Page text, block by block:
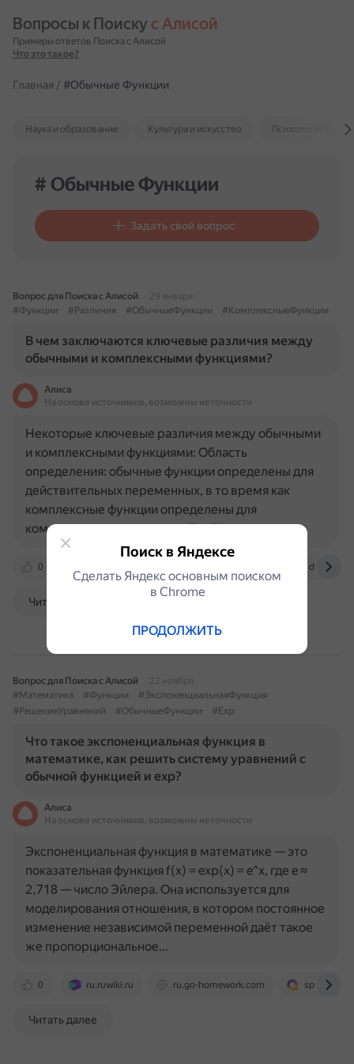
Вопросы к Поиску с Алисой
Примеры ответов Поиска с Алисой
Что это такое?
Главная / #Обычные Функции
Наука и образование Культура и искусство Психология и
# Обычные Функции
Задать свой вопрос
Вопрос для Поиска с Алисой
29 января
#Функции
#Различия #ОбычныеФункции #КомплексныеФункции
В чем заключаются ключевые различия между
обычными и комплексными функциями?
Алиса
На основе источников, возможны неточности
0 dzen.ru
Некоторые ключевые различия между обычными
и комплексными функциями: Область
определения: обычные функции определены для
действительных переменных, в то время как
комплексные функции определены для
комплексных переменных. Свойства…
Читать далее
Вопрос для Поиска с Алисой
22 ноября
#Математика
#Функции
#ЭкспоненциальнаяФункция
#РешениеУравнений
#ОбычныеФункции #Exp
Что такое экспоненциальная функция в
математике, как решить систему уравнений с
обычной функцией и exp?
Алиса
На основе источников, возможны неточности
0 ru.ruwiki.ru ru.go-homework.com
Экспоненциальная функция в математике — это
показательная функция f(x) = exp(x) = e^x, где e ≈
2,718 — число Эйлера. Она используется для
моделирования отношения, в котором постоянное
изменение независимой переменной даёт такое
же пропорциональное…
Читать далее
Поиск в Яндексе
Сделать Яндекс основным поиском
в Сhrome
ПРОДОЛЖИТЬ